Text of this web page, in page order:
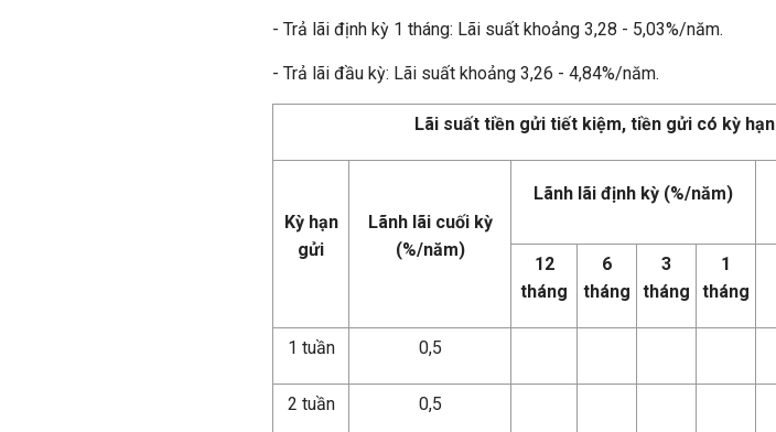
- Trả lãi định kỳ 1 tháng: Lãi suất khoảng 3,28 - 5,03%/năm.
- Trả lãi đầu kỳ: Lãi suất khoảng 3,26 - 4,84%/năm.
Lãi suất tiền gửi tiết kiệm, tiền gửi có kỳ hạn
Kỳ hạn
gửi
Lãnh lãi cuối kỳ
(%/năm)
Lãnh lãi định kỳ (%/năm)
12
tháng
6
tháng
3
tháng
1
tháng
1 tuần 0,5
2 tuần 0,5